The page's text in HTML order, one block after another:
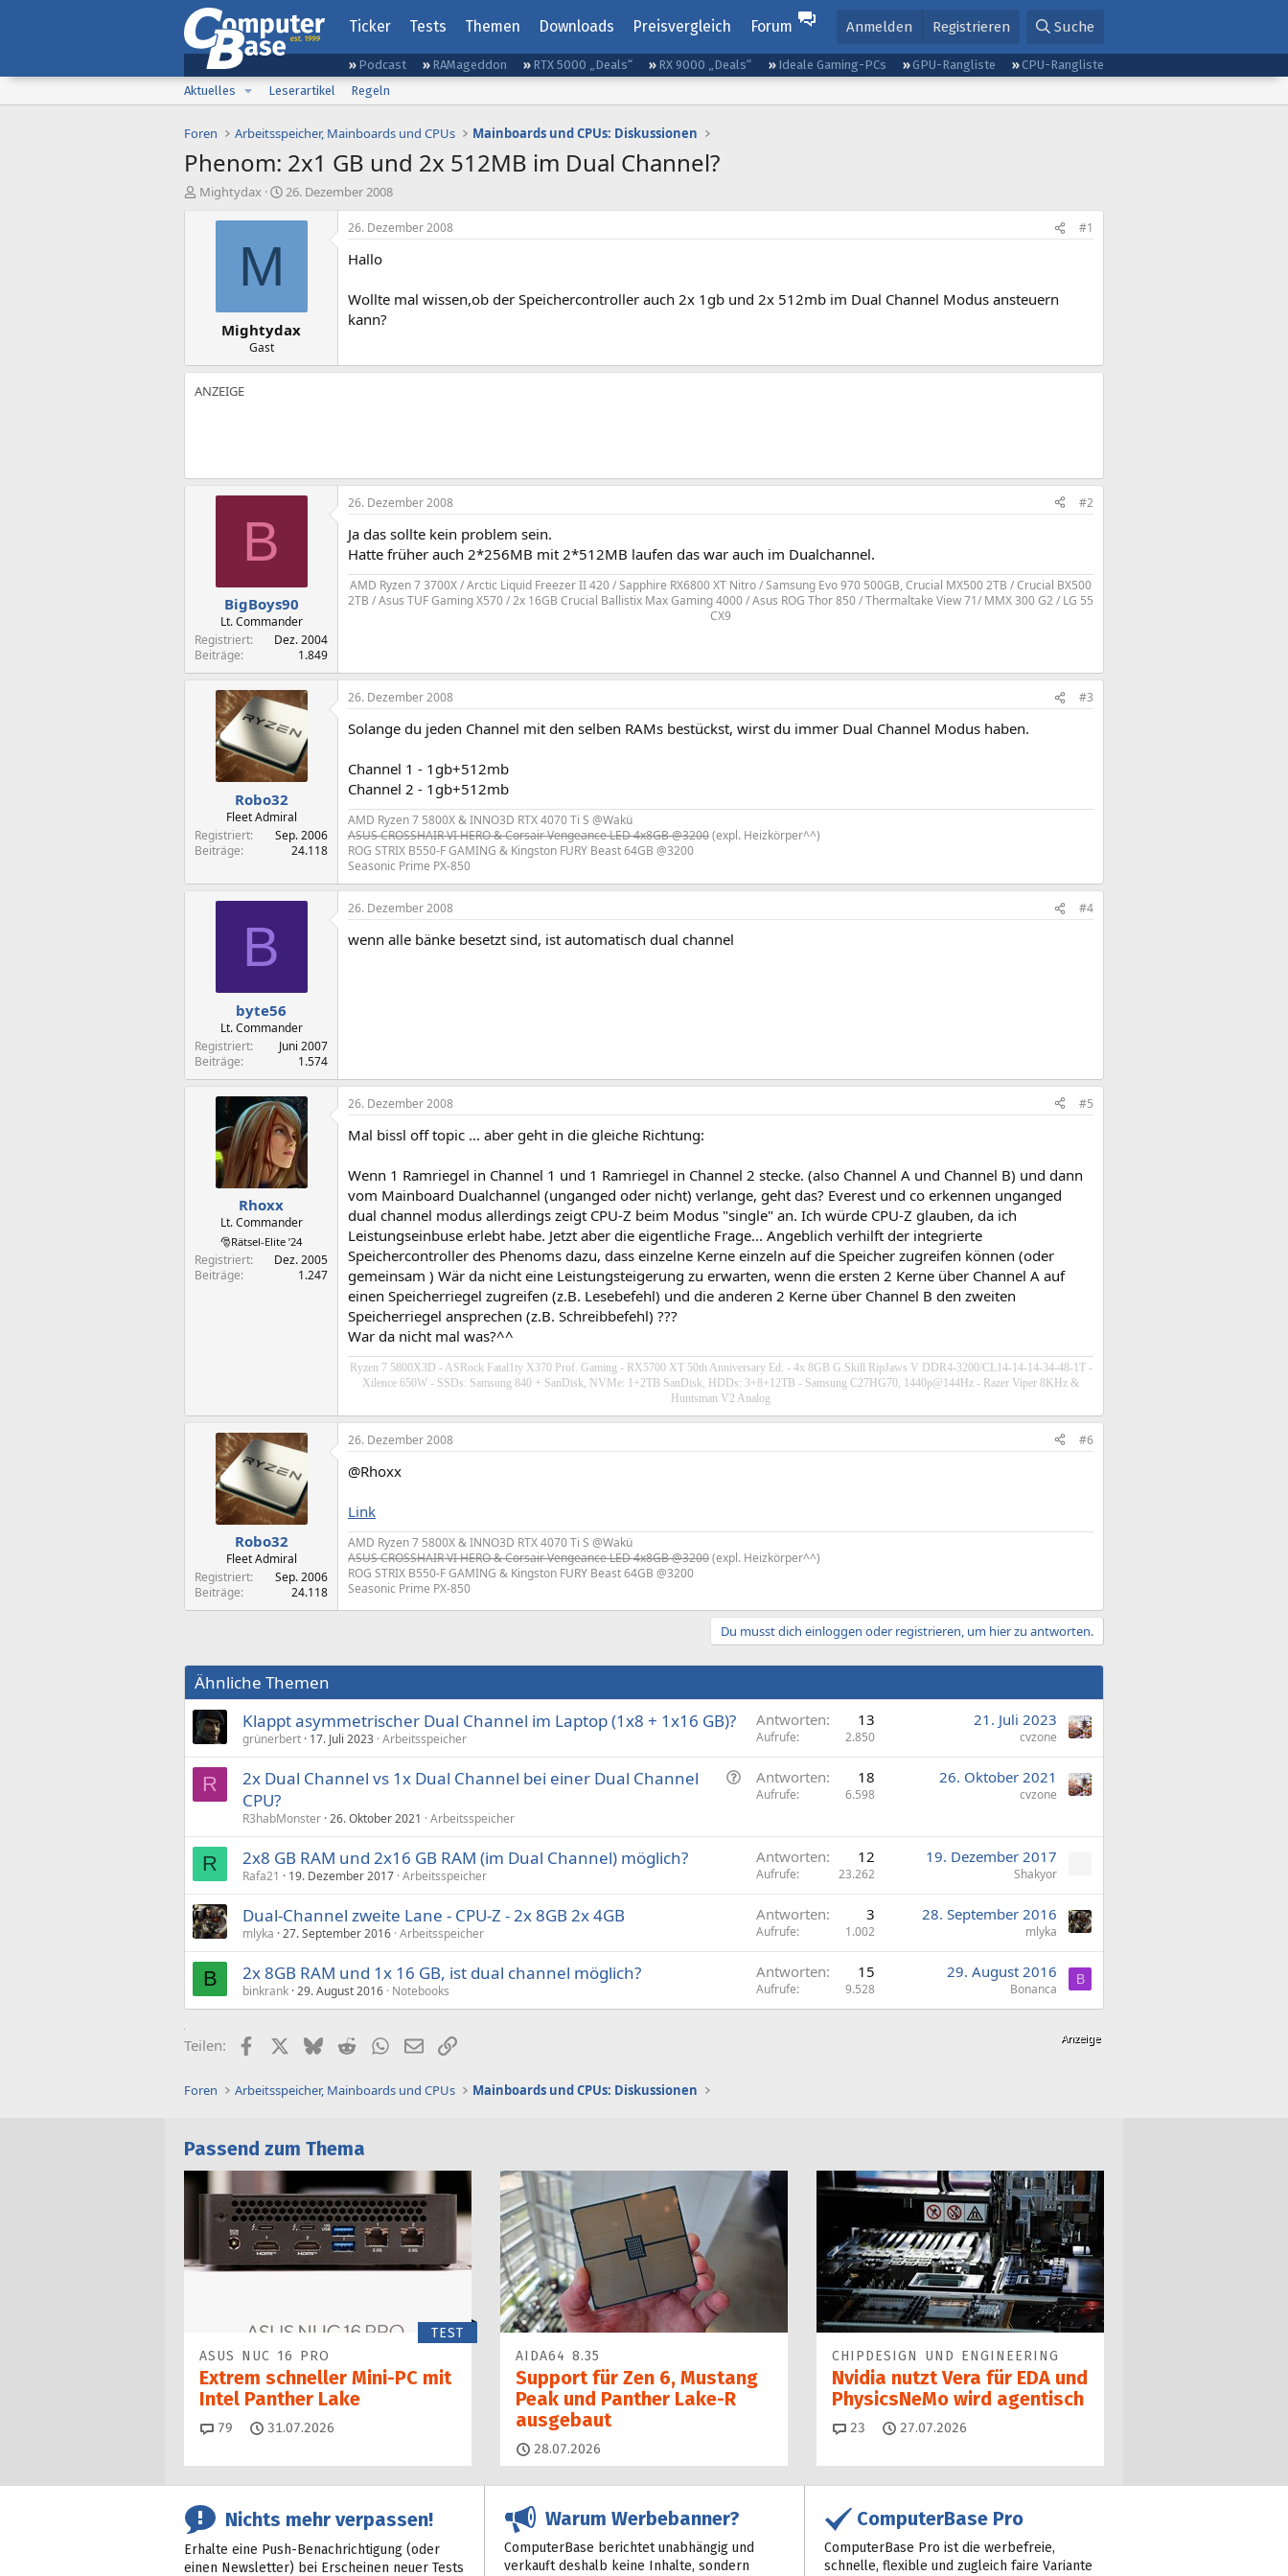
Ticker Tests Themen Downloads Preisvergleich Forum Anmelden Registrieren Suche
Podcast RAMageddon RTX 5000 „Deals“ RX 9000 „Deals“ Ideale Gaming-PCs GPU-Rangliste
CPU-Rangliste
Aktuelles
Leserartikel Regeln
Foren Arbeitsspeicher, Mainboards und CPUs Mainboards und CPUs: Diskussionen
Phenom: 2x1 GB und 2x 512MB im Dual Channel?
E
Mightydax
E
s
t
a
26. Dezember 2008
M
Mightydax
Gast
26. Dezember 2008 #1
Hallo
Wollte mal wissen,ob der Speichercontroller auch 2x 1gb und 2x 512mb im Dual Channel Modus ansteuern
kann?
B
BigBoys90
Lt. Commander
Registriert
Dez. 2004
Beiträge
1.849
26. Dezember 2008 #2
Ja das sollte kein problem sein.
Hatte früher auch 2*256MB mit 2*512MB laufen das war auch im Dualchannel.
AMD Ryzen 7 3700X / Arctic Liquid Freezer II 420 / Sapphire RX6800 XT Nitro / Samsung Evo 970 500GB, Crucial MX500 2TB / Crucial BX500
2TB / Asus TUF Gaming X570 / 2x 16GB Crucial Ballistix Max Gaming 4000 / Asus ROG Thor 850 / Thermaltake View 71/ MMX 300 G2 / LG 55
CX9​
Robo32
Fleet Admiral
Registriert
Sep. 2006
Beiträge
24.118
26. Dezember 2008 #3
Solange du jeden Channel mit den selben RAMs bestückst, wirst du immer Dual Channel Modus haben.
Channel 1 - 1gb+512mb
Channel 2 - 1gb+512mb
AMD Ryzen 7 5800X & INNO3D RTX 4070 Ti S @Wakü
ASUS CROSSHAIR VI HERO & Corsair Vengeance LED 4x8GB @3200(expl. Heizkörper^^)
ROG STRIX B550-F GAMING & Kingston FURY Beast 64GB @3200
Seasonic Prime PX-850
B
byte56
Lt. Commander
Registriert
Juni 2007
Beiträge
1.574
26. Dezember 2008 #4
wenn alle bänke besetzt sind, ist automatisch dual channel
Rhoxx
Lt. Commander
🎅Rätsel-Elite ’24
Registriert
Dez. 2005
Beiträge
1.247
26. Dezember 2008 #5
Mal bissl off topic ... aber geht in die gleiche Richtung:
Wenn 1 Ramriegel in Channel 1 und 1 Ramriegel in Channel 2 stecke. (also Channel A und Channel B) und dann
vom Mainboard Dualchannel (unganged oder nicht) verlange, geht das? Everest und co erkennen unganged
dual channel modus allerdings zeigt CPU-Z beim Modus "single" an. Ich würde CPU-Z glauben, da ich
Leistungseinbuse erlebt habe. Jetzt aber die eigentliche Frage... Angeblich verhilft der integrierte
Speichercontroller des Phenoms dazu, dass einzelne Kerne einzeln auf die Speicher zugreifen können (oder
gemeinsam ) Wär da nicht eine Leistungsteigerung zu erwarten, wenn die ersten 2 Kerne über Channel A auf
einen Speicherriegel zugreifen (z.B. Lesebefehl) und die anderen 2 Kerne über Channel B den zweiten
Speicherriegel ansprechen (z.B. Schreibbefehl) ???
War da nicht mal was?^^
Ryzen 7 5800X3D - ASRock Fatal1ty X370 Prof. Gaming - RX5700 XT 50th Anniversary Ed. - 4x 8GB G.Skill RipJaws V DDR4-3200/CL14-14-14-34-48-1T -
Xilence 650W - SSDs: Samsung 840 + SanDisk, NVMe: 1+2TB SanDisk, HDDs: 3+8+12TB - Samsung C27HG70, 1440p@144Hz - Razer Viper 8KHz &
Huntsman V2 Analog
Robo32
Fleet Admiral
Registriert
Sep. 2006
Beiträge
24.118
26. Dezember 2008 #6
@Rhoxx
Link
AMD Ryzen 7 5800X & INNO3D RTX 4070 Ti S @Wakü
ASUS CROSSHAIR VI HERO & Corsair Vengeance LED 4x8GB @3200(expl. Heizkörper^^)
ROG STRIX B550-F GAMING & Kingston FURY Beast 64GB @3200
Seasonic Prime PX-850
Du musst dich einloggen oder registrieren, um hier zu antworten.
Ähnliche Themen
Klappt asymmetrischer Dual Channel im Laptop (1x8 + 1x16 GB)?
grünerbert 17. Juli 2023 Arbeitsspeicher
Antworten 13
Aufrufe 2.850
21. Juli 2023
cvzone
R
F
g
2x Dual Channel vs 1x Dual Channel bei einer Dual Channel
CPU?
R3habMonster 26. Oktober 2021 Arbeitsspeicher
Antworten 18
Aufrufe 6.598
26. Oktober 2021
cvzone
R 2x8 GB RAM und 2x16 GB RAM (im Dual Channel) möglich?
Rafa21 19. Dezember 2017 Arbeitsspeicher
Antworten 12
Aufrufe 23.262
19. Dezember 2017
Shakyor
Dual-Channel zweite Lane - CPU-Z - 2x 8GB 2x 4GB
mlyka 27. September 2016 Arbeitsspeicher
Antworten 3
Aufrufe 1.002
28. September 2016
mlyka
B 2x 8GB RAM und 1x 16 GB, ist dual channel möglich?
binkrank 29. August 2016 Notebooks
Antworten 15
Aufrufe 9.528
29. August 2016
Bonanca
B
Teilen: FacebookX (Twitter)
BlueskyRedditWhatsApp
E-MailLink
Foren Arbeitsspeicher, Mainboards und CPUs Mainboards und CPUs: Diskussionen
Passend zum Thema
TEST
ASUS NUC 16 PRO
Extrem schneller Mini-PC mit
Intel Panther Lake
79 Kommentare
31.07.2026
AIDA64 8.35
Support für Zen 6, Mustang
Peak und Panther Lake-R
ausgebaut
28.07.2026
CHIPDESIGN UND ENGINEERING
Nvidia nutzt Vera für EDA und
PhysicsNeMo wird agentisch
23 Kommentare
27.07.2026
Nichts mehr verpassen!
Erhalte eine Push-Benachrichtigung (oder
einen Newsletter) bei Erscheinen neuer Tests
Warum Werbebanner?
ComputerBase berichtet unabhängig und
verkauft deshalb keine Inhalte, sondern
ComputerBase Pro
ComputerBase Pro ist die werbefreie,
schnelle, flexible und zugleich faire Variante